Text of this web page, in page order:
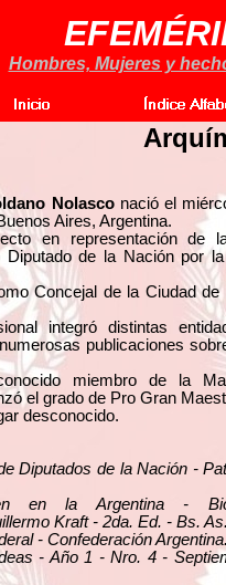
Hombres, Mujeres y
Nolasconació el
Aires, Argentina.
en representación de
Diputado de la Nación por
Concejal de la Ciudad de
integró distintas
publicaciones
miembro de la
el grado de Pro Gran
desconocido.
Diputados de la Nación -
en la Argentina -
Kraft - 2da. Ed. - Bs.
- Confederación
- Año 1 - Nro. 4 -